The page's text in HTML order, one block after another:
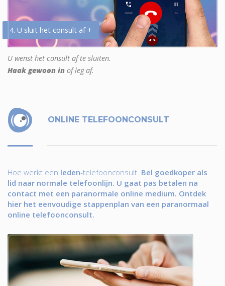
4. U sluit het consult af +
U wenst het consult af te sluiten.
Haak gewoon in of leg af.
ONLINE TELEFOONCONSULT
Hoe werkt een leden-telefoonconsult. Bel goedkoper als
lid naar normale telefoonlijn. U gaat pas betalen na
contact met een paranormale online medium. Ontdek
hier het eenvoudige stappenplan van een paranormaal
online telefoonconsult.